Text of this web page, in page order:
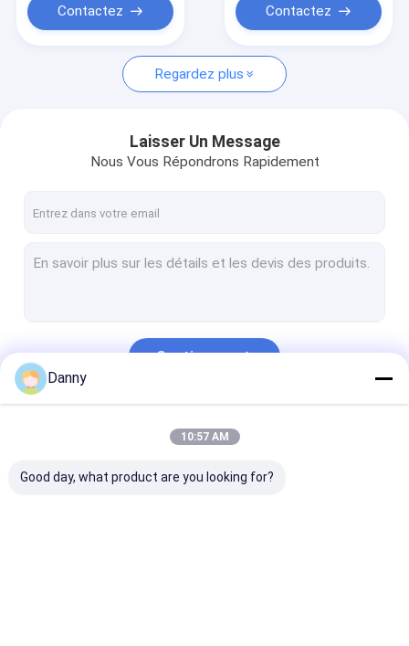
décoration de cercueil
coin de cercueil
Poignées de cercueil en métal
Barre d'oscillation de cercueil
pièces de cercueil
Urnes funèbres décoratives
Contactez Contactez
Regardez plus
Laisser Un Message
Nous Vous Répondrons Rapidement
Continuer
Danny
10:57 AM
Good day, what product are you looking for?